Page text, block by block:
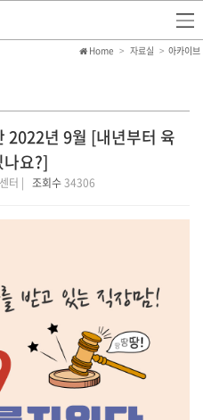
Home 자료실 아카이브
2022년 9월 [내년부터 육
요?]
터 | 조회수34306